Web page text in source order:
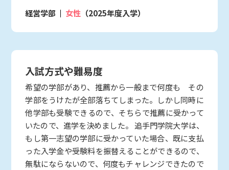
経営学部
女性 （2025年度入学）
入試方式や難易度
希望の学部があり、推薦から一般まで何度も その
学部をうけたが全部落ちてしまった。しかし同時に
他学部も受験できるので、そちらで推薦に受かって
いたので、進学を決めました。 追手門学院大学は、
もし第一志望の学部に受かっていた場合、既に支払
った入学金や受験料を振替えることができるので、
無駄にならないので、何度もチャレンジできたので